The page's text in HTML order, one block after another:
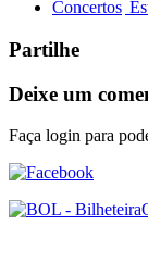
Concertos
Partilhe
Deixe um
Faça login para